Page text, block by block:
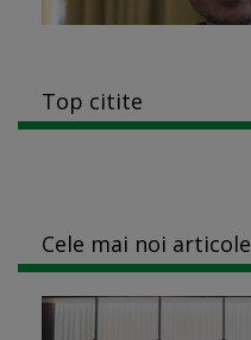
Top citite
Cele mai noi articole